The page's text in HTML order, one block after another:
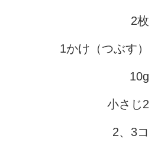
2枚
1かけ（つぶす）
10g
小さじ2
2、3コ